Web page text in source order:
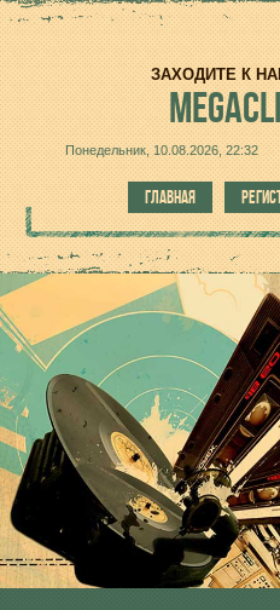
ЗАХОДИТЕ К
Понедельник, 10.08.2026, 22:32
ГЛАВНАЯ